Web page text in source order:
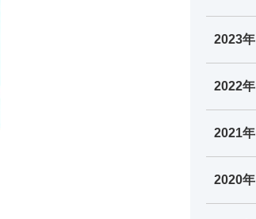
2023年
2022年
2021年
2020年